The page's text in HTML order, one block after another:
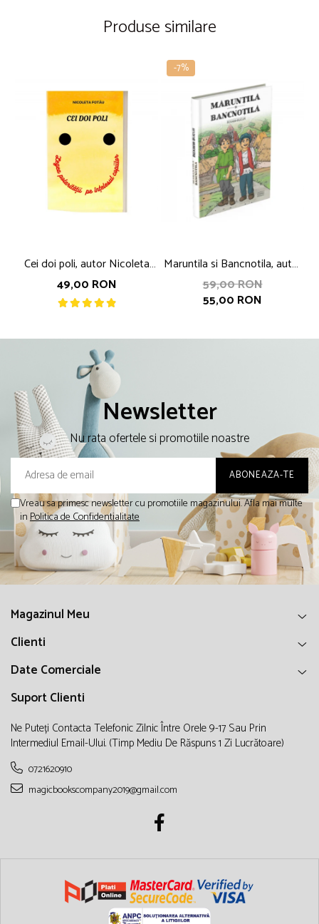
Produse similare
Cei doi poli, autor Nicoleta
Fotau
49,00 RON
-7%
Maruntila si Bancnotila, autor
Roxana Bucur
59,00 RON
55,00 RON
Newsletter
Nu rata ofertele si promotiile noastre
Vreau sa primesc newsletter cu promotiile magazinului. Afla mai multe
inPolitica de Confidentialitate
Magazinul Meu
Clienti
Date Comerciale
Suport Clienti
Ne Puteți Contacta Telefonic Zilnic Între Orele 9-17 Sau Prin
Intermediul Email-Ului. (timp Mediu De Răspuns 1 Zi Lucrătoare)
0721620910
magicbookscompany2019@gmail.com